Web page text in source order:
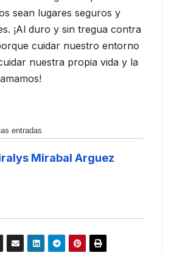
sean lugares seguros y
¡Al duro y sin tregua contra
cuidar nuestro entorno
nuestra propia vida y la
entradas
Mirabal Arguez